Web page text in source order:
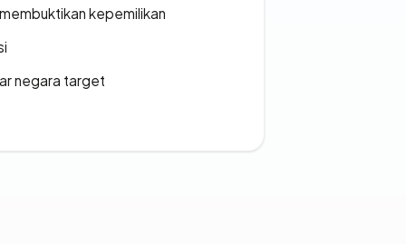
kepemilikan
negara target